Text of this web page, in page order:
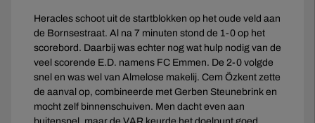
Heracles schoot uit de startblokken op het oude veld aan
de Bornsestraat. Al na 7 minuten stond de 1-0 op het
scorebord. Daarbij was echter nog wat hulp nodig van de
veel scorende E.D. namens FC Emmen. De 2-0 volgde
snel en was wel van Almelose makelij. Cem Özkent zette
de aanval op, combineerde met Gerben Steunebrink en
mocht zelf binnenschuiven. Men dacht even aan